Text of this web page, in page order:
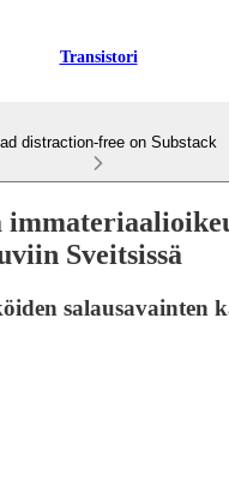
Transistori
distraction-free on Substack
Sveitsissä
salausavainten